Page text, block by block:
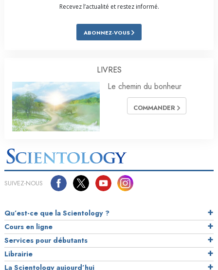
Recevez l’actualité et restez informé.
ABONNEZ-VOUS
LIVRES
Le chemin du bonheur
COMMANDER
SUIVEZ-NOUS
Qu’est-ce que la Scientology ?
Cours en ligne
Services pour débutants
Librairie
La Scientology aujourd’hui